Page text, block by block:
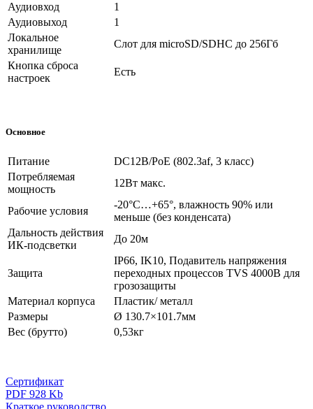
Аудиовход
1
Аудиовыход
1
Локальное
хранилище
Слот для microSD/SDHC до 256Гб
Кнопка сброса
настроек
Есть
Основное
Питание
DC12В/PoE (802.3af, 3 класс)
Потребляемая
мощность
12Вт макс.
Рабочие условия
-20°C…+65°, влажность 90% или
меньше (без конденсата)
Дальность действия
ИК-подсветки
До 20м
Защита
IP66, IK10, Подавитель напряжения
переходных процессов TVS 4000В для
грозозащиты
Материал корпуса
Пластик/ металл
Размеры
Ø 130.7×101.7мм
Вес (брутто)
0,53кг
Сертификат
PDF 928 Kb
Краткое руководство